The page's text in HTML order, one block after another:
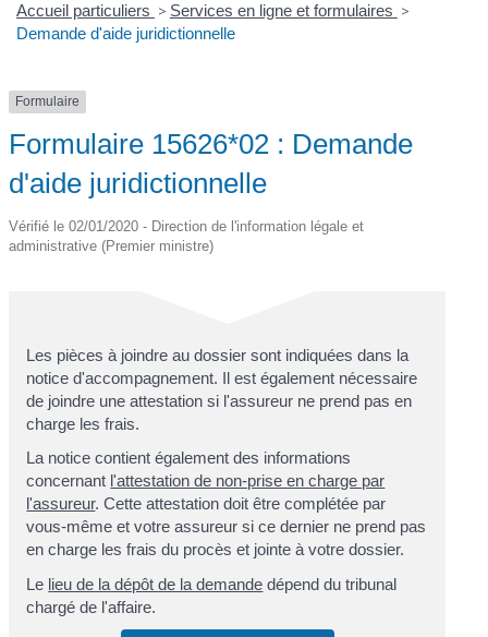
Accueil particuliers > Services en ligne et formulaires >
Demande d'aide juridictionnelle
Formulaire
Formulaire 15626*02 : Demande
d'aide juridictionnelle
Vérifié le 02/01/2020 - Direction de l'information légale et
administrative (Premier ministre)
Les pièces à joindre au dossier sont indiquées dans la
notice d'accompagnement. Il est également nécessaire
de joindre une attestation si l'assureur ne prend pas en
charge les frais.
La notice contient également des informations
concernant l'attestation de non-prise en charge par
l'assureur. Cette attestation doit être complétée par
vous-même et votre assureur si ce dernier ne prend pas
en charge les frais du procès et jointe à votre dossier.
Le lieu de la dépôt de la demande dépend du tribunal
chargé de l'affaire.